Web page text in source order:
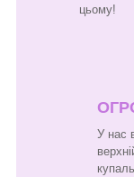
цьому!
У нас